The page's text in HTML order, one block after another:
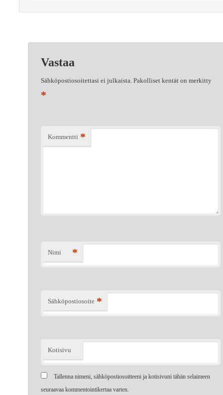
Vastaa
Sähköpostiosoitettasi ei julkaista. Pakolliset kentät on merkitty
*
Kommentti *
Nimi *
Sähköpostiosoite *
Kotisivu
Tallenna nimeni, sähköpostiosoitteeni ja kotisivuni tähän selaimeen
seuraavaa kommentointikertaa varten.